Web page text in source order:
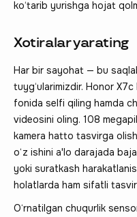
ko‘tarib yurishga hojat
Xotiralar yarating
Har bir sayohat — bu
tuyg‘ularimizdir. Honor
fonida selfi qiling hamda
videosini oling. 108
kamera hatto tasvirga
o‘z ishini a'lo darajada
yoki suratkash
holatlarda ham sifatli
O‘rnatilgan chuqurlik